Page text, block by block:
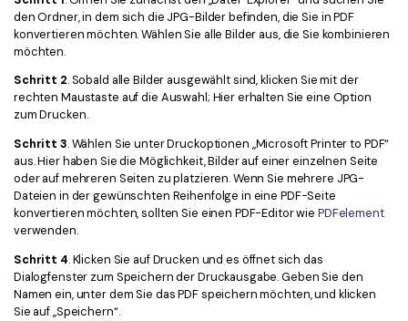
den Ordner, in dem sich die JPG-Bilder befinden, die Sie in PDF
konvertieren möchten. Wählen Sie alle Bilder aus, die Sie kombinieren
möchten.
Schritt 2. Sobald alle Bilder ausgewählt sind, klicken Sie mit der
rechten Maustaste auf die Auswahl; Hier erhalten Sie eine Option
zum Drucken.
Schritt 3. Wählen Sie unter Druckoptionen „Microsoft Printer to PDF“
aus. Hier haben Sie die Möglichkeit, Bilder auf einer einzelnen Seite
oder auf mehreren Seiten zu platzieren. Wenn Sie mehrere JPG-
Dateien in der gewünschten Reihenfolge in eine PDF-Seite
konvertieren möchten, sollten Sie einen PDF-Editor wie PDFelement
verwenden.
Schritt 4. Klicken Sie auf Drucken und es öffnet sich das
Dialogfenster zum Speichern der Druckausgabe. Geben Sie den
Namen ein, unter dem Sie das PDF speichern möchten, und klicken
Sie auf „Speichern“.